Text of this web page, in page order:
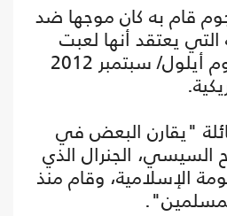
قام به كان موجها ضد
يعتقد أنها لعبت
دورا مركزيا في هجوم أيلول/ سبتمبر 2012
"يقارن البعض في
السيسي، الجنرال الذي
الإسلامية، وقام منذ